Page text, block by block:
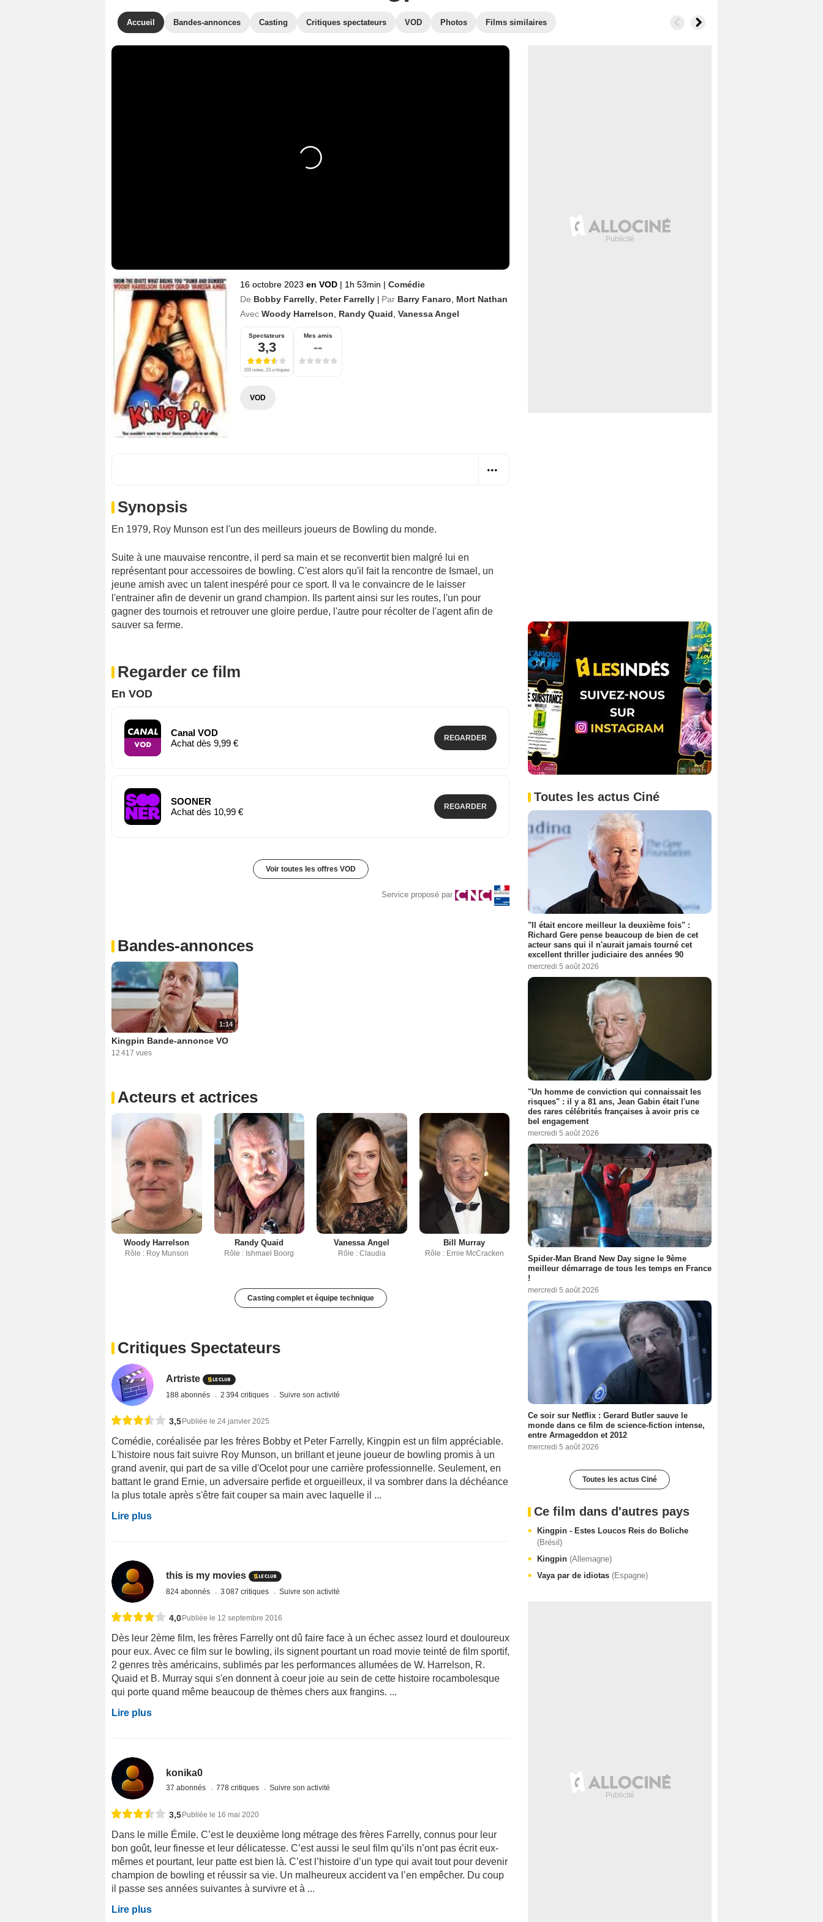
Accueil Bandes-annonces Casting Critiques spectateurs VOD Photos Films similaires
16 octobre 2023 en VOD | 1h 53min | Comédie
De Bobby Farrelly Peter Farrelly | Par Barry Fanaro
Mort Nathan
Avec Woody Harrelson Randy Quaid Vanessa Angel
Spectateurs
3,3
193 notes, 23 critiques
Mes amis
--
VOD
Synopsis
En 1979, Roy Munson est l'un des meilleurs joueurs de Bowling du monde.
Suite à une mauvaise rencontre, il perd sa main et se reconvertit bien malgré lui en
représentant pour accessoires de bowling. C'est alors qu'il fait la rencontre de Ismael, un
jeune amish avec un talent inespéré pour ce sport. Il va le convaincre de le laisser
l'entrainer afin de devenir un grand champion. Ils partent ainsi sur les routes, l'un pour
gagner des tournois et retrouver une gloire perdue, l'autre pour récolter de l'agent afin de
sauver sa ferme.
Regarder ce film
En VOD
Canal VOD
Achat dès 9,99 €
REGARDER
SOONER
Achat dès 10,99 €
REGARDER
Voir toutes les offres VOD
Service proposé par
Bandes-annonces
1:14
Kingpin Bande-annonce VO
12 417 vues
Acteurs et actrices
Woody Harrelson
Rôle : Roy Munson
Randy Quaid
Rôle : Ishmael Boorg
Vanessa Angel
Rôle : Claudia
Bill Murray
Rôle : Ernie McCracken
Casting complet et équipe technique
Critiques Spectateurs
Artriste
188 abonnés 2 394 critiques Suivre son activité
3,5 Publiée le 24 janvier 2025
Comédie, coréalisée par les frères Bobby et Peter Farrelly, Kingpin est un film appréciable.
L'histoire nous fait suivre Roy Munson, un brillant et jeune joueur de bowling promis à un
grand avenir, qui part de sa ville d'Ocelot pour une carrière professionnelle. Seulement, en
battant le grand Ernie, un adversaire perfide et orgueilleux, il va sombrer dans la déchéance
la plus totale après s'être fait couper sa main avec laquelle il ...
Lire plus
this is my movies
824 abonnés 3 087 critiques Suivre son activité
4,0 Publiée le 12 septembre 2016
Dès leur 2ème film, les frères Farrelly ont dû faire face à un échec assez lourd et douloureux
pour eux. Avec ce film sur le bowling, ils signent pourtant un road movie teinté de film sportif,
2 genres très américains, sublimés par les performances allumées de W. Harrelson, R.
Quaid et B. Murray squi s'en donnent à coeur joie au sein de cette histoire rocambolesque
qui porte quand même beaucoup de thèmes chers aux frangins. ...
Lire plus
konika0
37 abonnés 778 critiques Suivre son activité
3,5 Publiée le 16 mai 2020
Dans le mille Émile. C’est le deuxième long métrage des frères Farrelly, connus pour leur
bon goût, leur finesse et leur délicatesse. C’est aussi le seul film qu’ils n’ont pas écrit eux-
mêmes et pourtant, leur patte est bien là. C’est l’histoire d’un type qui avait tout pour devenir
champion de bowling et réussir sa vie. Un malheureux accident va l’en empêcher. Du coup
il passe ses années suivantes à survivre et à ...
Lire plus
Toutes les actus Ciné
"Il était encore meilleur la deuxième fois" :
Richard Gere pense beaucoup de bien de cet
acteur sans qui il n'aurait jamais tourné cet
excellent thriller judiciaire des années 90
mercredi 5 août 2026
"Un homme de conviction qui connaissait les
risques" : il y a 81 ans, Jean Gabin était l'une
des rares célébrités françaises à avoir pris ce
bel engagement
mercredi 5 août 2026
Spider-Man Brand New Day signe le 9ème
meilleur démarrage de tous les temps en France
!
mercredi 5 août 2026
Ce soir sur Netflix : Gerard Butler sauve le
monde dans ce film de science-fiction intense,
entre Armageddon et 2012
mercredi 5 août 2026
Toutes les actus Ciné
Ce film dans d'autres pays
Kingpin - Estes Loucos Reis do Boliche
(Brésil)
Kingpin (Allemagne)
Vaya par de idiotas (Espagne)